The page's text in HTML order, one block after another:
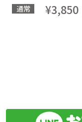
通常 ¥3,850